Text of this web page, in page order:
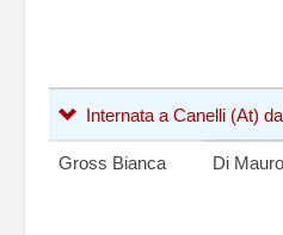
Internata a Canelli (At)
Gross Bianca Di Mauro